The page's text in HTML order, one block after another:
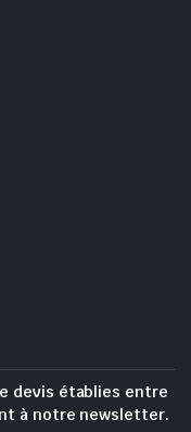
devis établies entre
à notre newsletter.